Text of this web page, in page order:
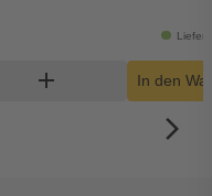
Menge
add In den
arrow_forward_ios